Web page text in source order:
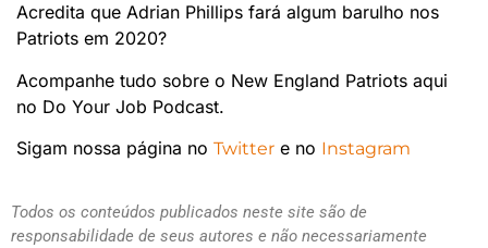
Acredita que Adrian Phillips fará algum barulho nos
Patriots em 2020?
Acompanhe tudo sobre o New England Patriots aqui
no Do Your Job Podcast.
Sigam nossa página no Twitter e no Instagram
Todos os conteúdos publicados neste site são de
responsabilidade de seus autores e não necessariamente